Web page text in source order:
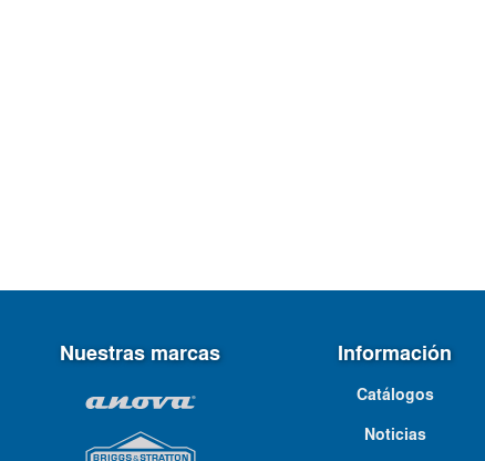
Nuestras marcas Información
Catálogos
Noticias